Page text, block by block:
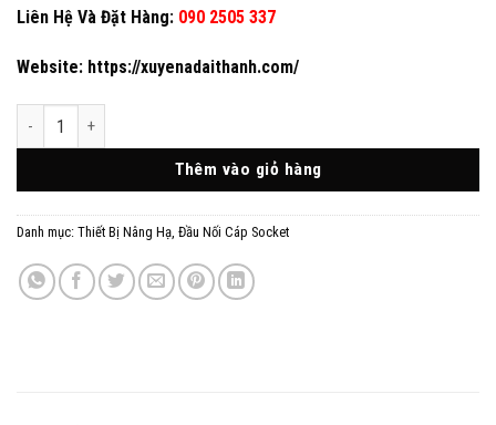
Liên Hệ Và Đặt Hàng: 090 2505 337
Website: https://xuyenadaithanh.com/
Đầu nối cáp loại kp- 3021 của KBC- Hàn Quốc số lượng
Thêm vào giỏ hàng
Danh mục: Thiết Bị Nâng Hạ, Đầu Nối Cáp Socket